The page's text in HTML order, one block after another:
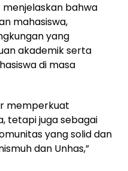
menjelaskan bahwa
mahasiswa,
yang
akademik serta
di masa
memperkuat
tetapi juga sebagai
yang solid dan
dan Unhas,”